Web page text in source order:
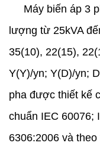
Máy biến áp 3
lượng từ 25kVA
35(10), 22(15),
Y(Y)/yn; Y(D)/yn;
pha được thiết kế
chuẩn IEC 60076;
6306:2006 và